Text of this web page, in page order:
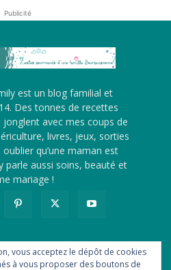
Publicité
est un blog familial et
Des tonnes de recettes
avec mes coups de
livres, jeux, sorties
qu’une maman est
parle aussi soins, beauté et
mariage !
vous acceptez le dépôt de cookies
à vous proposer des boutons de